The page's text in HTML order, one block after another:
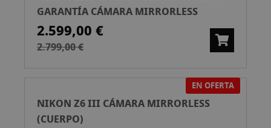
GARANTÍA CÁMARA MIRRORLESS
2.599,00 €
2.799,00 €
EN OFERTA
NIKON Z6 III CÁMARA MIRRORLESS
(CUERPO)